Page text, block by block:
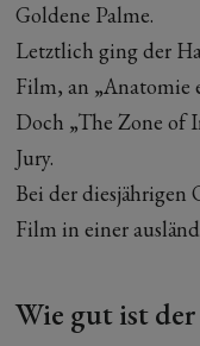
Goldene Palme.
Letztlich ging der
Film, an „Anatomie
Doch „The Zone of
Jury.
Bei der diesjährigen
Film in einer
Wie gut ist